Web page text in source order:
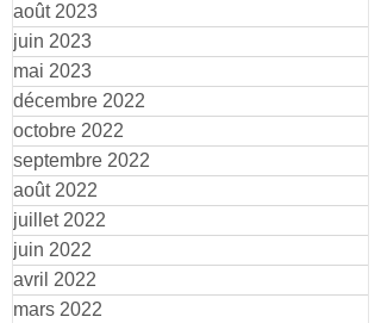
août 2023
juin 2023
mai 2023
décembre 2022
octobre 2022
septembre 2022
août 2022
juillet 2022
juin 2022
avril 2022
mars 2022